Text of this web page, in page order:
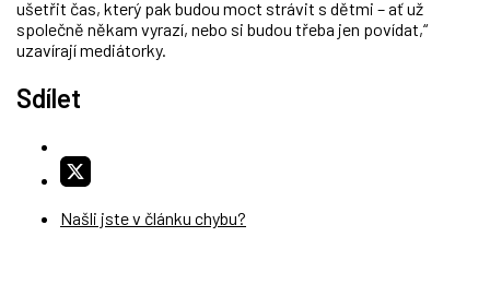
ušetřit čas, který pak budou moct strávit s dětmi – ať už
společně někam vyrazí, nebo si budou třeba jen povídat,“
uzavírají mediátorky.
Sdílet
Našli jste v článku chybu?